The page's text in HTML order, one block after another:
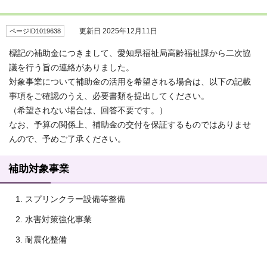
ページID1019638 更新日 2025年12月11日
標記の補助金につきまして、愛知県福祉局高齢福祉課から二次協
議を行う旨の連絡がありました。
対象事業について補助金の活用を希望される場合は、以下の記載
事項をご確認のうえ、必要書類を提出してください。
（希望されない場合は、回答不要です。）
なお、予算の関係上、補助金の交付を保証するものではありませ
んので、予めご了承ください。
補助対象事業
スプリンクラー設備等整備
水害対策強化事業
耐震化整備